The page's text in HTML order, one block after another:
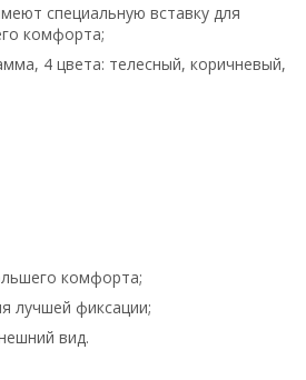
специальную вставку для
комфорта;
4 цвета: телесный, коричневый,
комфорта;
лучшей фиксации;
вид.